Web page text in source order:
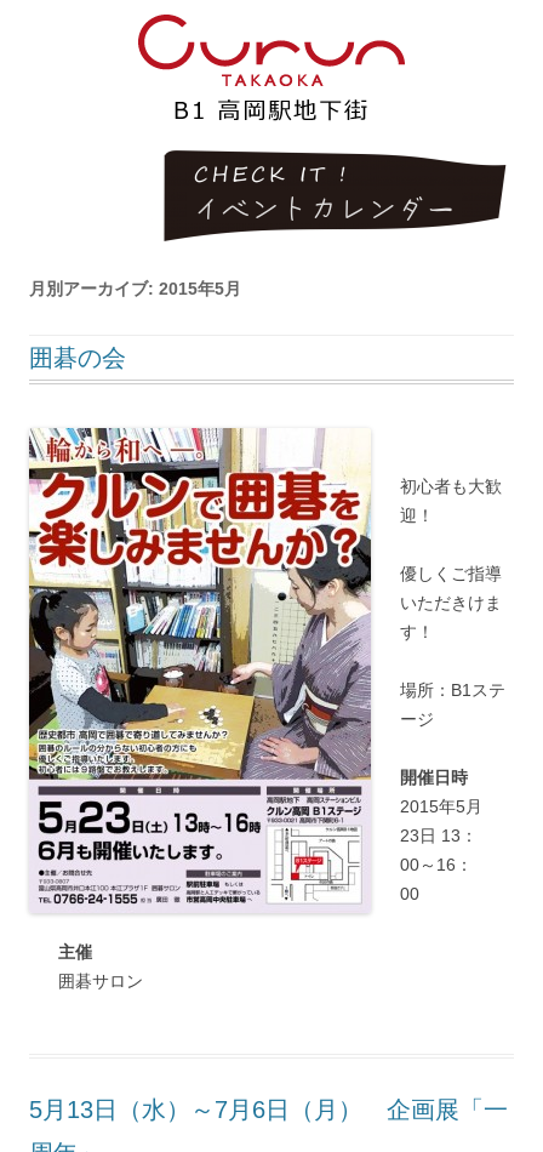
月別アーカイブ: 2015年5月
囲碁の会
初心者も大歓
迎！
優しくご指導
いただきけま
す！
場所：B1ステ
ージ
開催日時
2015年5月
23日 13：
00～16：
00
主催
囲碁サロン
5月13日（水）～7月6日（月） 企画展「一